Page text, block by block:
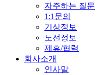
자주하는 질문
1:1문의
기상정보
노선정보
제휴/협력
회사소개
인사말